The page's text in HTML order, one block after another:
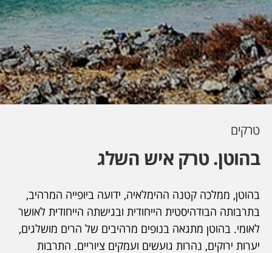
טרקים
בהוטן. טרק איש השלג
בהוטן, ממלכה קטנה ההימלאיה, ידועה ביופייה המרהיב,
בתרבותה הבודהיסטית הייחודית ובגישתה הייחודית לאושר
לאומי. בהוטן מתגאה בנופים מרהיבים של הרים מושלגים,
יערות ירוקים, נהרות גועשים ועמקים ציוריים. התרבות